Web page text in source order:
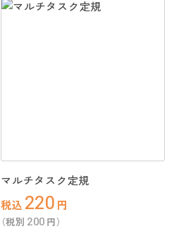
マルチタスク定規
税込 220 円
（税別 200 円）